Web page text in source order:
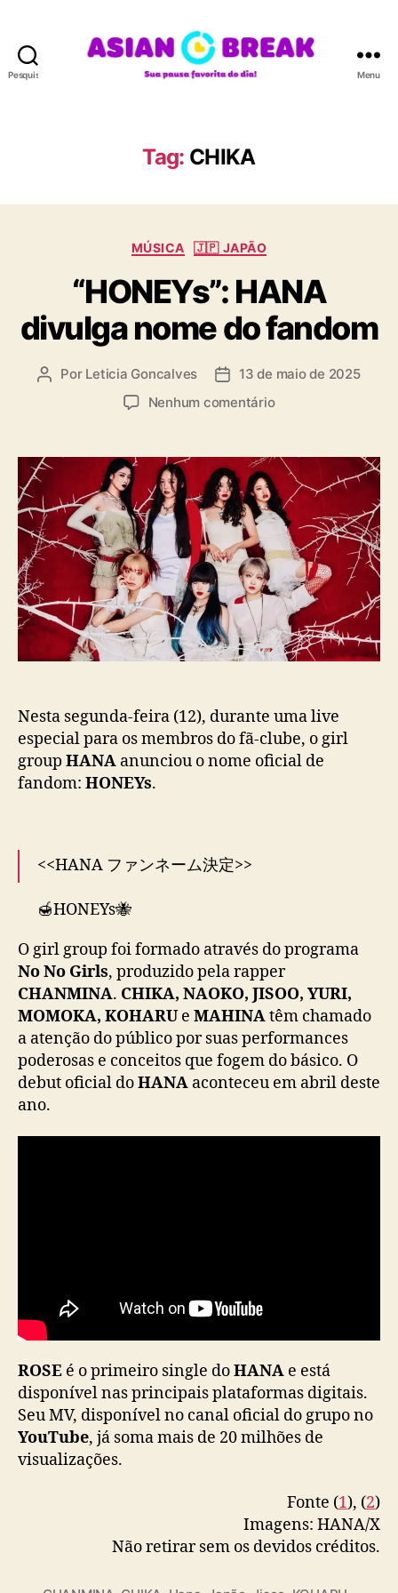
Pesquisar
A
N
R
A
Menu
Tag: CHIKA
C
t
e
g
o
a
MÚSICA 🇯🇵 JAPÃO
“HONEYs”: HANA
divulga nome do fandom
A
r
d
p
o
s
Por Leticia Goncalves
D
d
e
p
u
l
i
c
a
ç
ã
13 de maio de 2025
Nenhum comentárioe
H
O
N
E
s
:
H
A
N
i
v
u
f
a
n
d
o
m
Nesta segunda-feira (12), durante uma live
especial para os membros do fã-clube, o girl
group HANA anunciou o nome oficial de
fandom: HONEYs.
<<HANA ファンネーム決定>>
🍯HONEYs🐝
HONEYsの皆様
これからもHANAと一緒に歩んでいきましょう
🌹#HONEYs#HANA
pic.twitter.com/h5vG86cdfj
— HANA (@HANA__BRAVE)May 12, 2025
O girl group foi formado através do programa
No No Girls, produzido pela rapper
CHANMINA. CHIKA, NAOKO, JISOO, YURI,
MOMOKA, KOHARUe MAHINAtêm chamado
a atenção do público por suas performances
poderosas e conceitos que fogem do básico. O
debut oficial doHANA aconteceu em abril deste
ano.
ROSE é o primeiro single doHANA e está
disponível nas principais plataformas digitais.
Seu MV, disponível no canal oficial do grupo no
YouTube, já soma mais de 20 milhões de
visualizações.
Fonte (1), (2)
Imagens: HANA/X
Não retirar sem os devidos créditos.